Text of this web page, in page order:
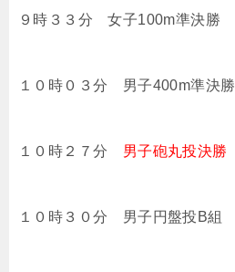
９時３３分 女子100m準決勝
１０時０３分 男子400m準決勝
１０時２７分 男子砲丸投決勝
１０時３０分 男子円盤投B組